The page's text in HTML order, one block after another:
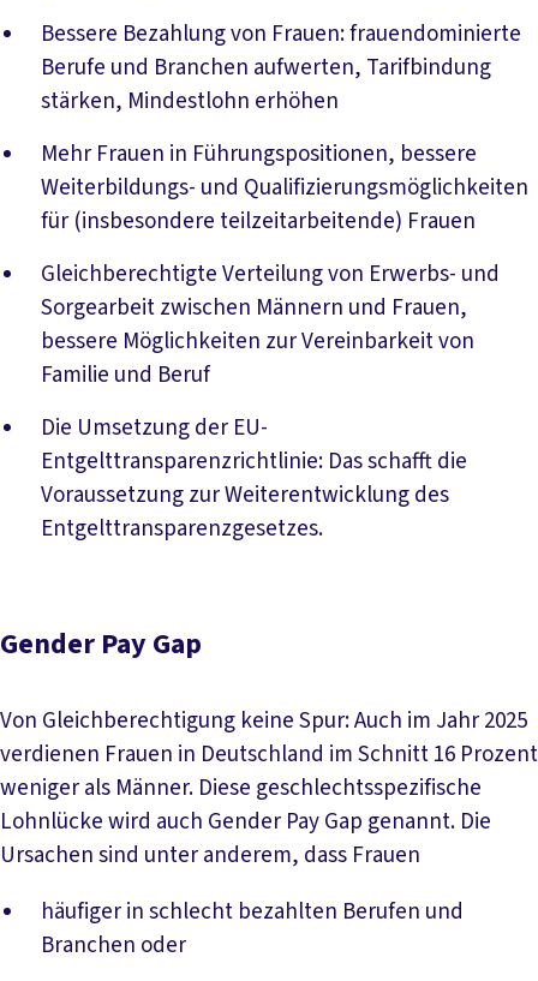
Bessere Bezahlung von Frauen: frauendominierte
Berufe und Branchen aufwerten, Tarifbindung
stärken, Mindestlohn erhöhen
Mehr Frauen in Führungspositionen, bessere
Weiterbildungs- und Qualifizierungsmöglichkeiten
für (insbesondere teilzeitarbeitende) Frauen
Gleichberechtigte Verteilung von Erwerbs- und
Sorgearbeit zwischen Männern und Frauen,
bessere Möglichkeiten zur Vereinbarkeit von
Familie und Beruf
Die Umsetzung der EU-
Entgelttransparenzrichtlinie: Das schafft die
Voraussetzung zur Weiterentwicklung des
Entgelttransparenzgesetzes.
Gender Pay Gap
Von Gleichberechtigung keine Spur: Auch im Jahr 2025
verdienen Frauen in Deutschland im Schnitt 16 Prozent
weniger als Männer. Diese geschlechtsspezifische
Lohnlücke wird auch Gender Pay Gap genannt. Die
Ursachen sind unter anderem, dass Frauen
häufiger in schlecht bezahlten Berufen und
Branchen oder